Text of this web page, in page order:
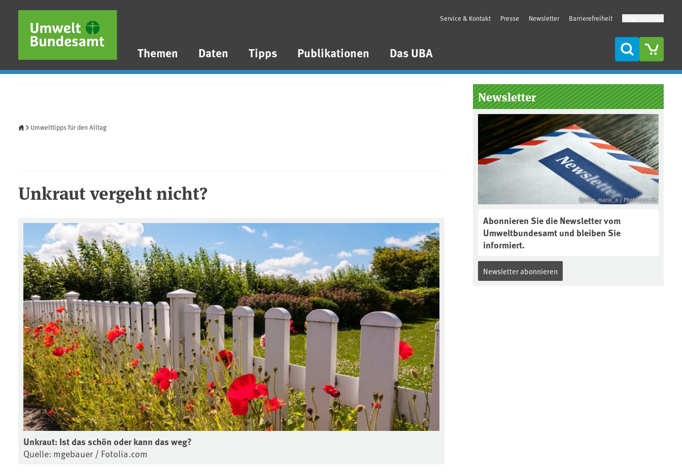
Direkt zum Inhalt
Direkt zum Hauptmenü
Direkt zur Fußzeile
Themen Daten Tipps Publikationen Das UBA
Service & Kontakt Presse Newsletter Barrierefreiheit
Suche
Umwelttipps für den Alltag
Unkraut vergeht nicht?
Unkraut: Ist das schön oder kann das weg?
Quelle: mgebauer / Fotolia.com
Seitenleiste
Newsletter
Quelle: maria_a / Photocase.de
Abonnieren Sie die Newsletter vom
Umweltbundesamt und bleiben Sie
informiert.
Newsletter abonnieren